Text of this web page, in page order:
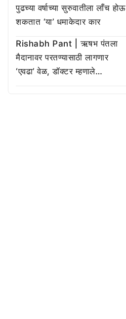
पुढच्या वर्षाच्या सुरुवातीला लाँच होऊ
शकतात ‘या’ धमाकेदार कार
Rishabh Pant | ऋषभ पंतला
मैदानावर परतण्यासाठी लागणार
‘एवढा’ वेळ, डॉक्टर म्हणाले…